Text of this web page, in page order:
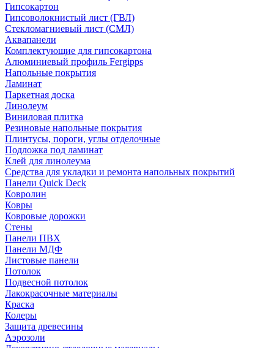
Гипсокартон
Гипсоволокнистый лист (ГВЛ)
Стекломагниевый лист (СМЛ)
Аквапанели
Комплектующие для гипсокартона
Алюминиевый профиль Fergipps
Напольные покрытия
Ламинат
Паркетная доска
Линолеум
Виниловая плитка
Резиновые напольные покрытия
Плинтусы, пороги, углы отделочные
Подложка под ламинат
Клей для линолеума
Средства для укладки и ремонта напольных покрытий
Панели Quick Deck
Ковролин
Ковры
Ковровые дорожки
Стены
Панели ПВХ
Панели МДФ
Листовые панели
Потолок
Подвесной потолок
Лакокрасочные материалы
Краска
Колеры
Защита древесины
Аэрозоли